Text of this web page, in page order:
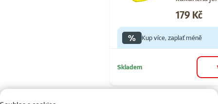
Cena
179 Kč
% Kup více, zaplať méně
Skladem